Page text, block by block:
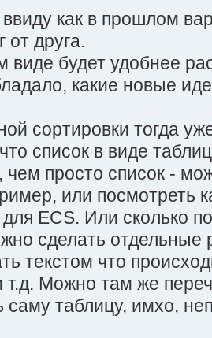
как в прошлом
от друга.
виде будет удобнее
какие новые
сортировки тогда
список в виде
чем просто список -
или посмотреть
ECS. Или сколько
сделать отдельные
текстом что
т.д. Можно там же
саму таблицу, имхо,